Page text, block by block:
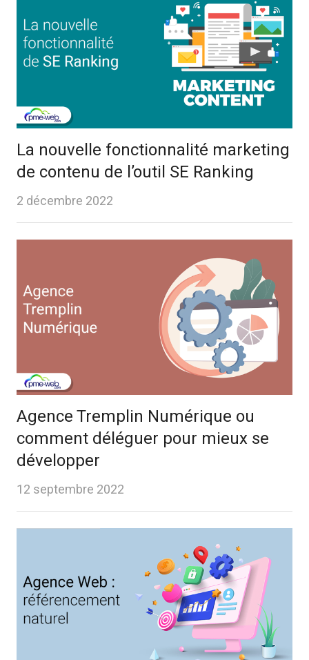
La nouvelle fonctionnalité marketing
de contenu de l’outil SE Ranking
2 décembre 2022
Agence Tremplin Numérique ou
comment déléguer pour mieux se
développer
12 septembre 2022